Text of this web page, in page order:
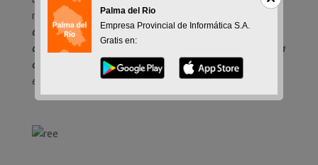
manifestado que “el pueblo de Palma es el que
apuesta por la cultura de una forma muy personal y
asociativa, y tenemos que
abrir la puerta a la industria
cultural
, que además es respetuosa con lo social y con
el medio ambiente”.
Palma del Rio
Empresa Provincial de Informática S.A.
Gratis en: